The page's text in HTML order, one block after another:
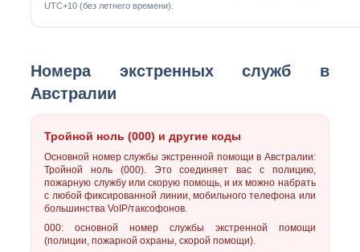
UTC+10 (без летнего времени).
Номера экстренных служб в
Австралии
Тройной ноль (000) и другие коды
Основной номер службы экстренной помощи в Австралии:
Тройной ноль (000). Это соединяет вас с полицию,
пожарную службу или скорую помощь, и их можно набрать
с любой фиксированной линии, мобильного телефона или
большинства VoIP/таксофонов.
000: основной номер службы экстренной помощи
(полиции, пожарной охраны, скорой помощи).